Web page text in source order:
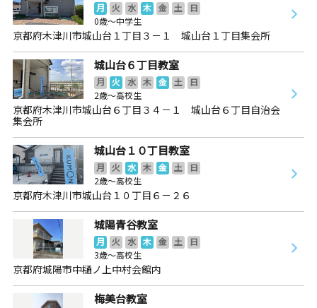
月 火 水 木 金 土
日
0歳～中学生
京都府木津川市城山台１丁目３－１ 城山台１丁目集会所
城山台６丁目教室
月 火 水 木 金 土
日
2歳～高校生
京都府木津川市城山台６丁目３４－１ 城山台６丁目自治会
集会所
城山台１０丁目教室
月 火 水 木 金 土
日
2歳～高校生
京都府木津川市城山台１０丁目６－２６
城陽青谷教室
月 火 水 木 金 土
日
3歳～高校生
京都府城陽市中樋ノ上中村会館内
梅美台教室